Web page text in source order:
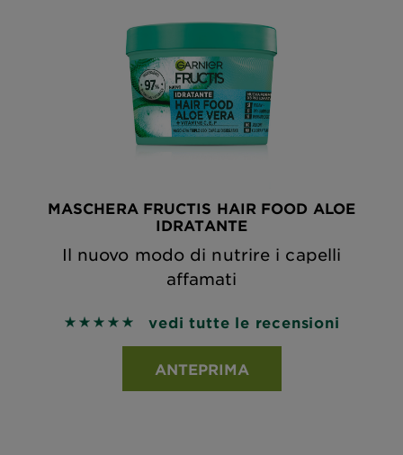
MASCHERA FRUCTIS HAIR FOOD ALOE
IDRATANTE
Il nuovo modo di nutrire i capelli
affamati
5 out of 5 stars based on reviews
vedi tutte le recensioni
ANTEPRIMA